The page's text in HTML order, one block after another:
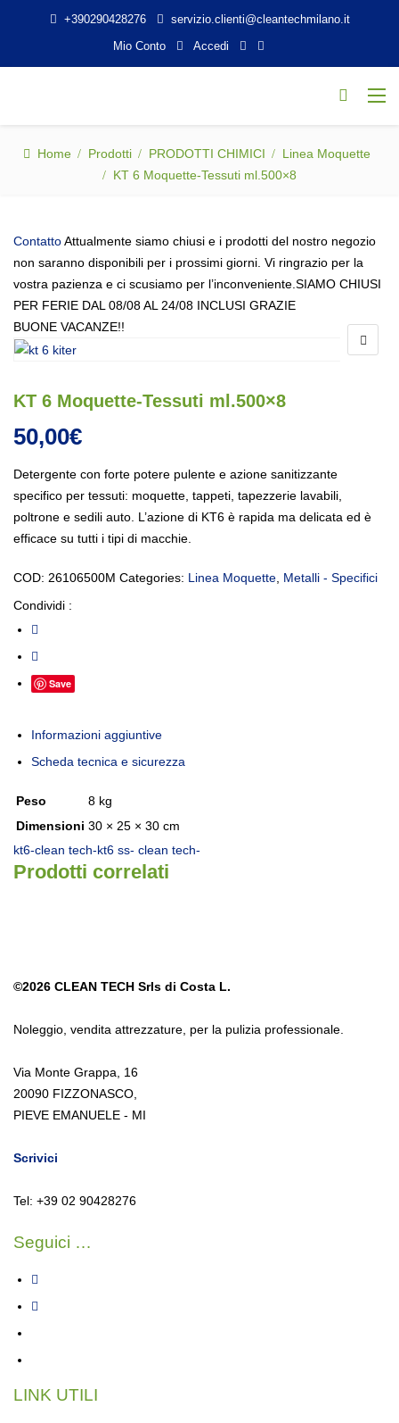
+390290428276
servizio.clienti@cleantechmilano.it
Mio Conto
Accedi
Home Prodotti PRODOTTI CHIMICI
Linea Moquette
KT 6 Moquette-Tessuti ml.500×8
ContattoAttualmente siamo chiusi e i prodotti del nostro negozio
non saranno disponibili per i prossimi giorni. Vi ringrazio per la
vostra pazienza e ci scusiamo per l’inconveniente.SIAMO CHIUSI
PER FERIE DAL 08/08 AL 24/08 INCLUSI GRAZIE
BUONE VACANZE!!
KT 6 Moquette-Tessuti ml.500×8
50,00€
Detergente con forte potere pulente e azione sanitizzante
specifico per tessuti: moquette, tappeti, tapezzerie lavabili,
poltrone e sedili auto. L’azione di KT6 è rapida ma delicata ed è
efficace su tutti i tipi di macchie.
COD: 26106500M Categories: Linea Moquette, Metalli - Specifici
Condividi :
Save
Informazioni aggiuntive
Scheda tecnica e sicurezza
Peso
8 kg
Dimensioni 30 × 25 × 30 cm
kt6-clean tech-kt6 ss- clean tech-
Prodotti correlati
©2026 CLEAN TECH Srls di Costa L.
Noleggio, vendita attrezzature, per la pulizia professionale.
Via Monte Grappa, 16
20090 FIZZONASCO,
PIEVE EMANUELE - MI
Scrivici
Tel: +39 02 90428276
Seguici …
LINK UTILI